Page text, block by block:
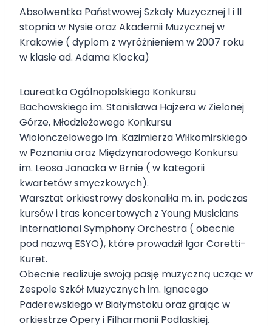
Absolwentka Państwowej Szkoły Muzycznej I i II
stopnia w Nysie oraz Akademii Muzycznej w
Krakowie ( dyplom z wyróżnieniem w 2007 roku
w klasie ad. Adama Klocka)
Laureatka Ogólnopolskiego Konkursu
Bachowskiego im. Stanisława Hajzera w Zielonej
Górze, Młodzieżowego Konkursu
Wiolonczelowego im. Kazimierza Wiłkomirskiego
w Poznaniu oraz Międzynarodowego Konkursu
im. Leosa Janacka w Brnie ( w kategorii
kwartetów smyczkowych).
Warsztat orkiestrowy doskonaliła m. in. podczas
kursów i tras koncertowych z Young Musicians
International Symphony Orchestra ( obecnie
pod nazwą ESYO), które prowadził Igor Coretti-
Kuret.
Obecnie realizuje swoją pasję muzyczną ucząc w
Zespole Szkół Muzycznych im. Ignacego
Paderewskiego w Białymstoku oraz grając w
orkiestrze Opery i Filharmonii Podlaskiej.